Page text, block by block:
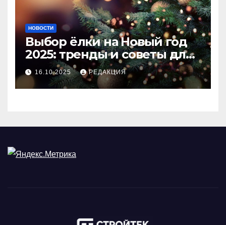
НОВОСТИ
Выбор ёлки на Новый год
2025: тренды и советы для
идеального праздника
16.10.2025 РЕДАКЦИЯ